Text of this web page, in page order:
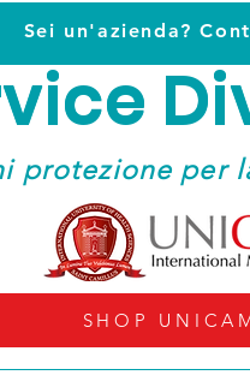
Sei un'azienda?
D
protezione per
D
SHOP